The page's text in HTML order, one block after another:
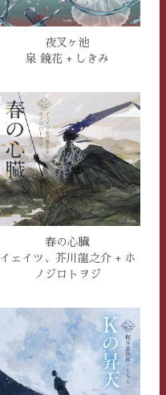
夜叉ヶ池
泉 鏡花 + しきみ
春の心臓
イェイツ、芥川龍之介 + ホ
ノジロトヲジ